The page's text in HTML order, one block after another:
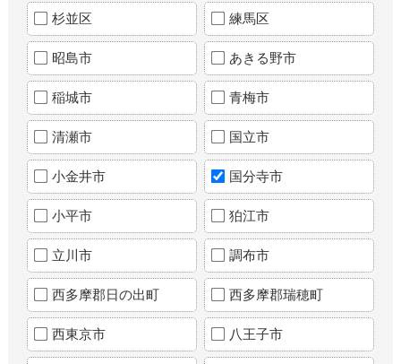
杉並区 練馬区
昭島市 あきる野市
稲城市 青梅市
清瀬市 国立市
小金井市 国分寺市
小平市 狛江市
立川市 調布市
西多摩郡日の出町 西多摩郡瑞穂町
西東京市 八王子市